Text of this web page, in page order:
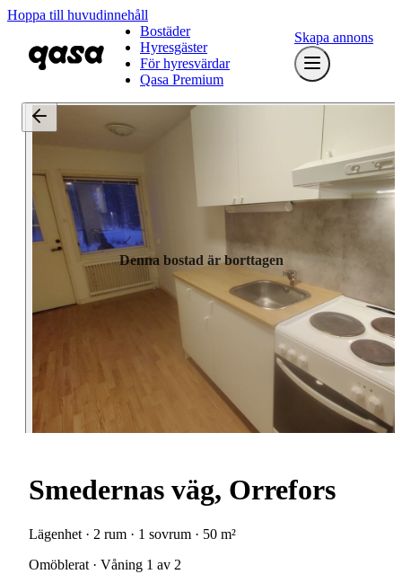
Hoppa till huvudinnehåll
Bostäder
Hyresgäster
För hyresvärdar
Qasa Premium
Skapa annons
Denna bostad är borttagen
Smedernas väg, Orrefors
Lägenhet · 2 rum · 1 sovrum · 50 m²
Omöblerat · Våning 1 av 2